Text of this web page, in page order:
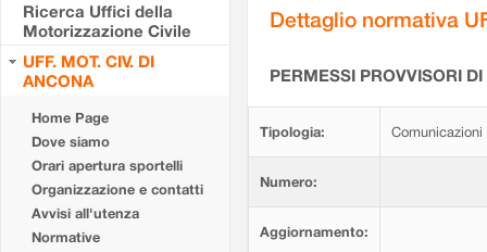
Ricerca Uffici della
Motorizzazione Civile
UFF. MOT. CIV. DI
ANCONA
Home Page
Dove siamo
Orari apertura sportelli
Organizzazione e contatti
Avvisi all'utenza
Normative
Dettaglio normativa
PERMESSI PROVVISORI
Tipologia: Comunicazioni
Numero:
Aggiornamento: